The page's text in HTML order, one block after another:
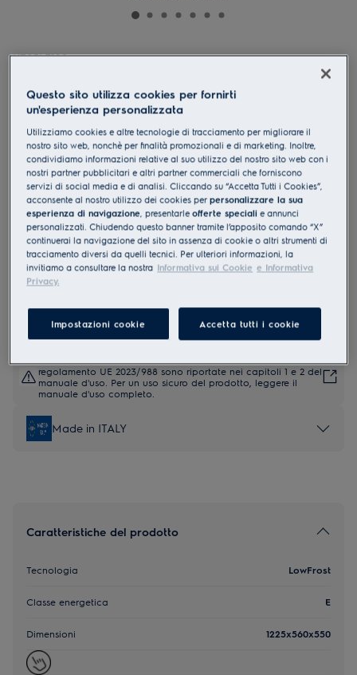
KTS5LE12S
Frigocongelatore ad incasso Serie
500 121,8 cm
5 (1)
Documentazione tecnica
Vantaggi
ColdSense protegge gli alimenti con sensori per mantenere stabile la
temperatura
La temperatura viene ripristinata velocemente dopo l'apertura con
ColdSense
Con la Tecnologia LowFrost, non dovrai più sbrinare il
frigocongelatore così spesso
regolamento UE 2023/988 sono riportate nei capitoli 1 e 2 del
manuale d'uso. Per un uso sicuro del prodotto, leggere il
manuale d'uso completo.
Made in ITALY
Caratteristiche del prodotto
Tecnologia LowFrost
Classe energetica E
Dimensioni 1225x560x550
Questo sito utilizza cookies per fornirti
un'esperienza personalizzata
Utilizziamo cookies e altre tecnologie di tracciamento per migliorare il
nostro sito web, nonchè per finalità promozionali e di marketing. Inoltre,
condividiamo informazioni relative al suo utilizzo del nostro sito web con i
nostri partner pubblicitari e altri partner commerciali che forniscono
servizi di social media e di analisi. Cliccando su “Accetta Tutti i Cookies”,
acconsente al nostro utilizzo dei cookies perpersonalizzare la sua
esperienza di navigazione, presentarleofferte speciali e annunci
personalizzati. Chiudendo questo banner tramite l’apposito comando “X”
continuerai la navigazione del sito in assenza di cookie o altri strumenti di
tracciamento diversi da quelli tecnici. Per ulteriori informazioni, la
invitiamo a consultare la nostra Informativa sui Cookie e Informativa
Privacy.
Impostazioni cookie Accetta tutti i cookie